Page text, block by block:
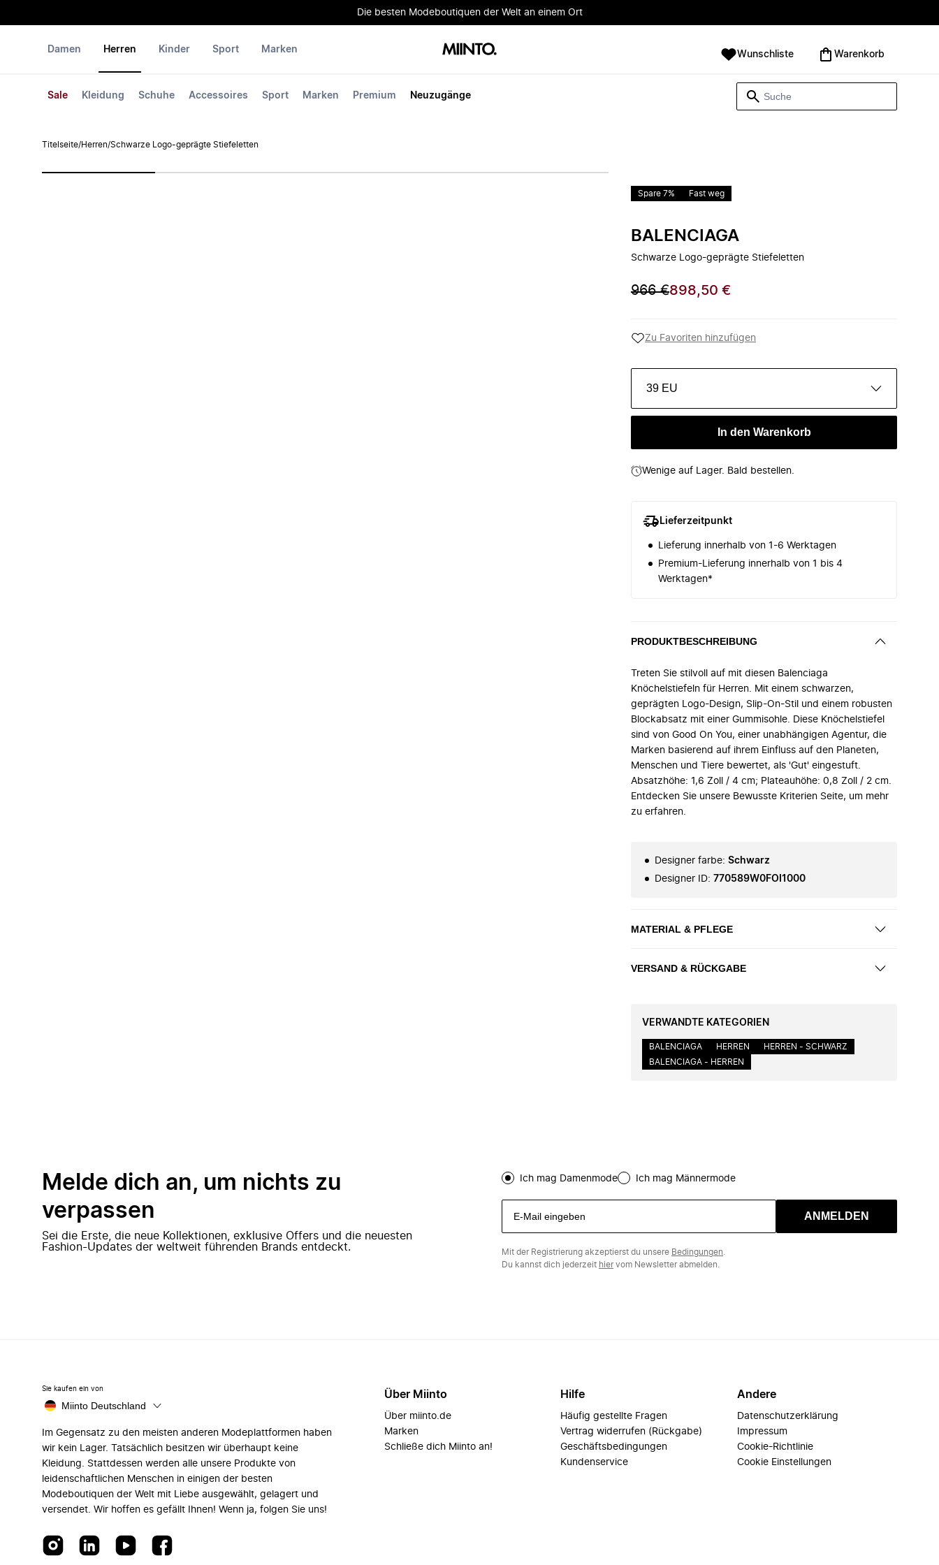
Die besten Modeboutiquen der Welt an einem Ort
Damen Herren
Sale Kleidung Schuhe Accessoires Sport Marken Premium Neuzugänge
Kinder Sport Marken Wunschliste Warenkorb
Titelseite/Herren/Schwarze Logo-geprägte Stiefeletten
Spare 7% Fast weg
BALENCIAGA
Schwarze Logo-geprägte Stiefeletten
966 €898,50 €
Zu Favoriten hinzufügen
39 EU
In den Warenkorb
Wenige auf Lager. Bald bestellen.
Lieferzeitpunkt
Lieferung innerhalb von 1-6 Werktagen
Premium-Lieferung innerhalb von 1 bis 4
Werktagen*
PRODUKTBESCHREIBUNG
Treten Sie stilvoll auf mit diesen Balenciaga
Knöchelstiefeln für Herren. Mit einem schwarzen,
geprägten Logo-Design, Slip-On-Stil und einem robusten
Blockabsatz mit einer Gummisohle. Diese Knöchelstiefel
sind von Good On You, einer unabhängigen Agentur, die
Marken basierend auf ihrem Einfluss auf den Planeten,
Menschen und Tiere bewertet, als 'Gut' eingestuft.
Absatzhöhe: 1,6 Zoll / 4 cm; Plateauhöhe: 0,8 Zoll / 2 cm.
Entdecken Sie unsere Bewusste Kriterien Seite, um mehr
zu erfahren.
Designer farbe: Schwarz
Designer ID: 770589W0FOI1000
MATERIAL & PFLEGE
VERSAND & RÜCKGABE
VERWANDTE KATEGORIEN
BALENCIAGA HERREN
HERREN - SCHWARZ
BALENCIAGA - HERREN
Melde dich an, um nichts zu
verpassen
Sei die Erste, die neue Kollektionen, exklusive Offers und die neuesten
Fashion-Updates der weltweit führenden Brands entdeckt.
Ich mag Damenmode Ich mag Männermode
ANMELDEN
Mit der Registrierung akzeptierst du unsere Bedingungen
Du kannst dich jederzeit hiervom Newsletter abmelden.
Sie kaufen ein von
Miinto Deutschland
Im Gegensatz zu den meisten anderen Modeplattformen haben
wir kein Lager. Tatsächlich besitzen wir überhaupt keine
Kleidung. Stattdessen werden alle unsere Produkte von
leidenschaftlichen Menschen in einigen der besten
Modeboutiquen der Welt mit Liebe ausgewählt, gelagert und
versendet. Wir hoffen es gefällt Ihnen! Wenn ja, folgen Sie uns!
Über Miinto
Über miinto.de
Marken
Schließe dich Miinto an!
Hilfe
Häufig gestellte Fragen
Vertrag widerrufen (Rückgabe)
Geschäftsbedingungen
Kundenservice
Andere
Datenschutzerklärung
Impressum
Cookie-Richtlinie
Cookie Einstellungen